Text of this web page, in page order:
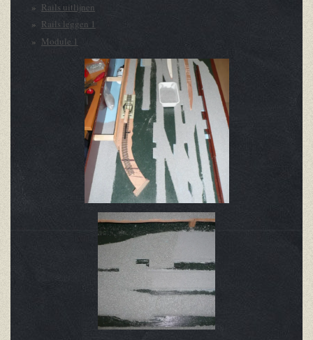
Rails uitlijnen
Rails leggen 1
Module 1